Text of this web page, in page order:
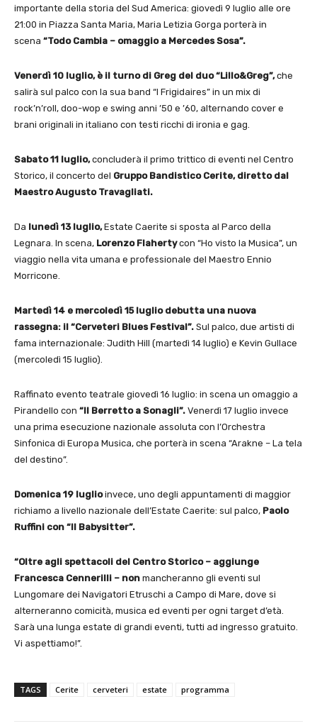
importante della storia del Sud America: giovedì 9 luglio alle ore
21:00 in Piazza Santa Maria, Maria Letizia Gorga porterà in
scena “Todo Cambia – omaggio a Mercedes Sosa”.
Venerdì 10 luglio, è il turno di Greg del duo “Lillo&Greg”,che
salirà sul palco con la sua band “I Frigidaires” in un mix di
rock’n’roll, doo-wop e swing anni ’50 e ’60, alternando cover e
brani originali in italiano con testi ricchi di ironia e gag.
Sabato 11 luglio,concluderà il primo trittico di eventi nel Centro
Storico, il concerto del Gruppo Bandistico Cerite, diretto dal
Maestro Augusto Travagliati.
Da lunedì 13 luglio,Estate Caerite si sposta al Parco della
Legnara. In scena, Lorenzo Flahertycon “Ho visto la Musica”, un
viaggio nella vita umana e professionale del Maestro Ennio
Morricone.
Martedì 14 e mercoledì 15 luglio debutta una nuova
rassegna: il “Cerveteri Blues Festival”. Sul palco, due artisti di
fama internazionale: Judith Hill (martedì 14 luglio) e Kevin Gullace
(mercoledì 15 luglio).
Raffinato evento teatrale giovedì 16 luglio: in scena un omaggio a
Pirandello con “Il Berretto a Sonagli”. Venerdì 17 luglio invece
una prima esecuzione nazionale assoluta con l’Orchestra
Sinfonica di Europa Musica, che porterà in scena “Arakne – La tela
del destino”.
Domenica 19 luglioinvece, uno degli appuntamenti di maggior
richiamo a livello nazionale dell’Estate Caerite: sul palco, Paolo
Ruffini con “Il Babysitter”.
“Oltre agli spettacoli del Centro Storico – aggiunge
Francesca Cennerilli – non mancheranno gli eventi sul
Lungomare dei Navigatori Etruschi a Campo di Mare, dove si
alterneranno comicità, musica ed eventi per ogni target d’età.
Sarà una lunga estate di grandi eventi, tutti ad ingresso gratuito.
Vi aspettiamo!”.
TAGS Cerite cerveteri estate programma